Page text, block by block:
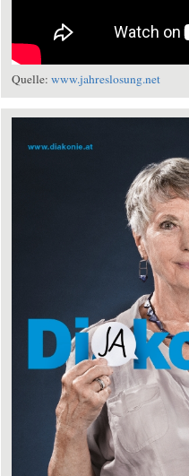
Quelle: www.jahreslosung.net